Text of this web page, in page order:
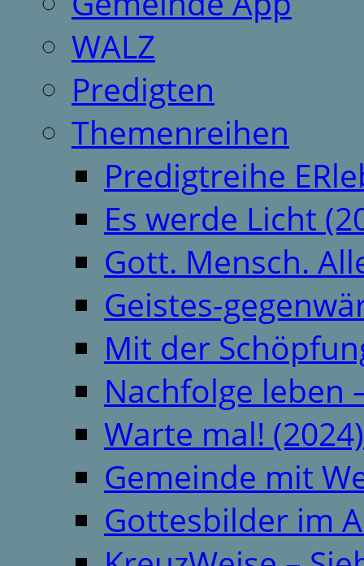
WALZ
Predigten
Themenreihen
Predigtreihe
Es werde Licht
Gott. Mensch.
Geistes-
Mit der
Nachfolge leben
Warte mal! (2024)
Gemeinde mit
Gottesbilder im